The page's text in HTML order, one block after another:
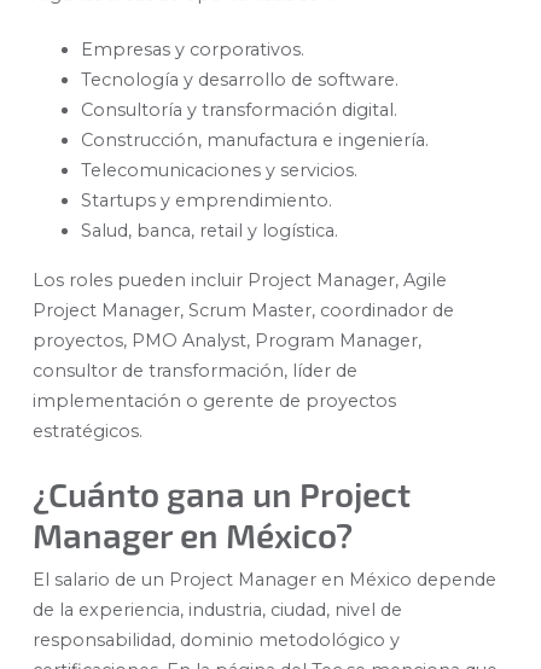
Empresas y corporativos.
Tecnología y desarrollo de software.
Consultoría y transformación digital.
Construcción, manufactura e ingeniería.
Telecomunicaciones y servicios.
Startups y emprendimiento.
Salud, banca, retail y logística.
Los roles pueden incluir Project Manager, Agile
Project Manager, Scrum Master, coordinador de
proyectos, PMO Analyst, Program Manager,
consultor de transformación, líder de
implementación o gerente de proyectos
estratégicos.
¿Cuánto gana un Project
Manager en México?
El salario de un Project Manager en México depende
de la experiencia, industria, ciudad, nivel de
responsabilidad, dominio metodológico y